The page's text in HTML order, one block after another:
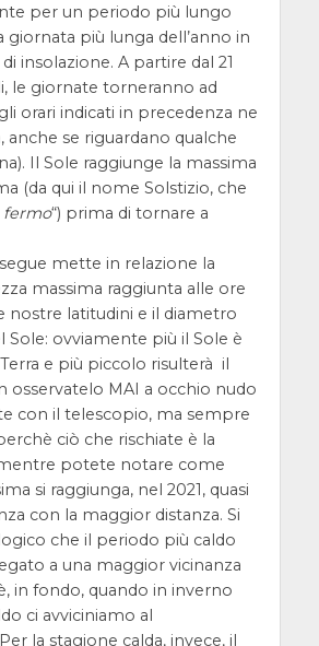
per un periodo più lungo
giornata più lunga dell’anno in
insolazione. A partire dal 21
le giornate torneranno ad
orari indicati in precedenza ne
anche se riguardano qualche
Il Sole raggiunge la massima
(da qui il nome Solstizio, che
fermo“) prima di tornare a
mette in relazione la
massima raggiunta alle ore
nostre latitudini e il diametro
Sole: ovviamente più il Sole è
e più piccolo risulterà il
osservatelo MAI a occhio nudo
con il telescopio, ma sempre
ciò che rischiate è la
potete notare come
si raggiunga, nel 2021, quasi
con la maggior distanza. Si
che il periodo più caldo
a una maggior vicinanza
in fondo, quando in inverno
ci avviciniamo al
la stagione calda, invece, il